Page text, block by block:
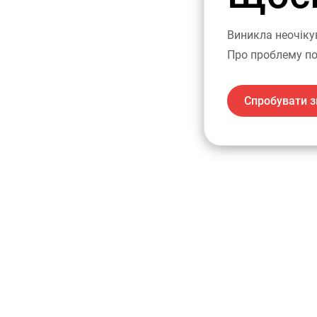
Виникла
Про проблему
Спробувати